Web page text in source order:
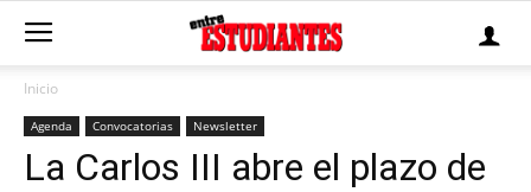
Inicio
Agenda Convocatorias Newsletter
La Carlos III abre el plazo de